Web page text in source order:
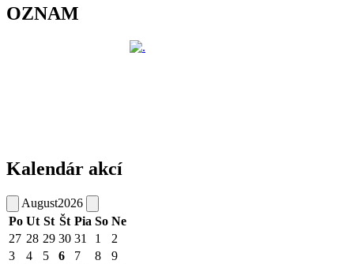
OZNAM
Kalendár akcí
August2026
Po Ut St Št Pia So Ne
27 28 29 30 31 1
2
3
4 5 6 7 8
9